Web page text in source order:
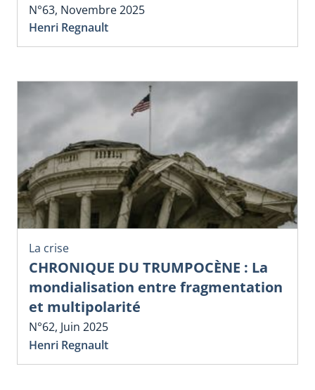
N°63, Novembre 2025
Henri Regnault
La crise
CHRONIQUE DU TRUMPOCÈNE : La
mondialisation entre fragmentation
et multipolarité
N°62, Juin 2025
Henri Regnault